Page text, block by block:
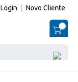
Login Novo Cliente
O